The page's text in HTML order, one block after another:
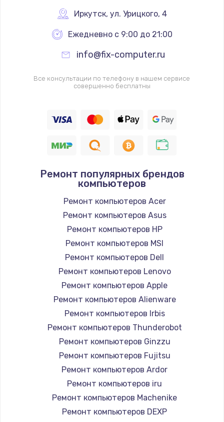
Иркутск, ул. Урицкого, 4
Ежедневно с 9:00 до 21:00
info@fix-computer.ru
Все консультации по телефону в нашем сервисе
совершенно бесплатны
Ремонт популярных брендов
компьютеров
Ремонт компьютеров Acer
Ремонт компьютеров Asus
Ремонт компьютеров HP
Ремонт компьютеров MSI
Ремонт компьютеров Dell
Ремонт компьютеров Lenovo
Ремонт компьютеров Apple
Ремонт компьютеров Alienware
Ремонт компьютеров Irbis
Ремонт компьютеров Thunderobot
Ремонт компьютеров Ginzzu
Ремонт компьютеров Fujitsu
Ремонт компьютеров Ardor
Ремонт компьютеров iru
Ремонт компьютеров Machenike
Ремонт компьютеров DEXP